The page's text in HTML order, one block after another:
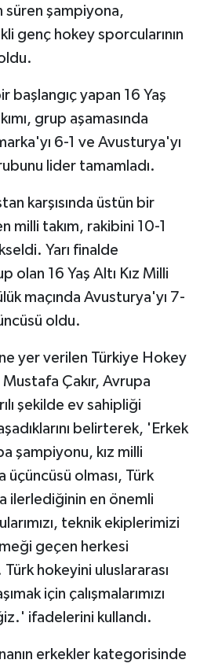
şampiyona,
genç hokey sporcularının
başlangıç yapan 16 Yaş
grup aşamasında
6-1 ve Avusturya'yı
lider tamamladı.
karşısında üstün bir
milli takım, rakibini 10-1
Yarı finalde
olan 16 Yaş Altı Kız Milli
maçında Avusturya'yı 7-
oldu.
yer verilen Türkiye Hokey
Mustafa Çakır, Avrupa
şekilde ev sahipliği
belirterek, 'Erkek
şampiyonu, kız milli
üçüncüsü olması, Türk
ilerlediğinin en önemli
teknik ekiplerimizi
geçen herkesi
hokeyini uluslararası
için çalışmalarımızı
ifadelerini kullandı.
erkekler kategorisinde